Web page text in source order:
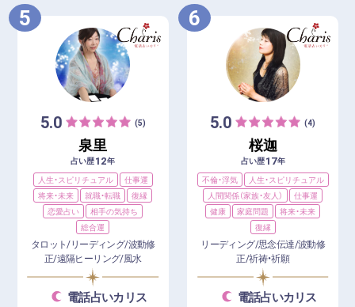
5
5.0 (5)
泉里
占い歴12年
人生・スピリチュアル
仕事運
将来・未来
就職・転職
復縁
恋愛占い
相手の気持ち
総合運
タロット/リーディング/波動修
正/遠隔ヒーリング/風水
電話占いカリス
6
5.0 (4)
桜迦
占い歴17年
不倫・浮気
人生・スピリチュアル
人間関係（家族・友人）
仕事運
健康
家庭問題
将来・未来
復縁
リーディング/思念伝達/波動修
正/祈祷・祈願
電話占いカリス